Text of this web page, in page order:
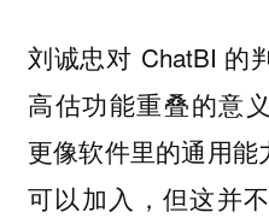
刘诚忠对 ChatBI 的
高估功能重叠的意
更像软件里的通用
可以加入，但这并